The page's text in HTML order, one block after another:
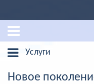
Услуги
Новое